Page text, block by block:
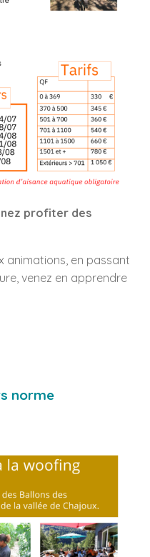
profiter des
animations, en passant
venez en apprendre
norme